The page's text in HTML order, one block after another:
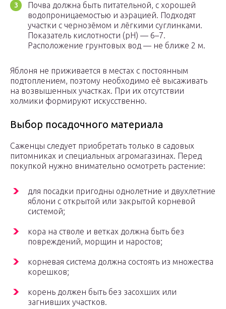
Почва должна быть питательной, с хорошей
водопроницаемостью и аэрацией. Подходят
участки с чернозёмом и лёгкими суглинками.
Показатель кислотности (рН) — 6–7.
Расположение грунтовых вод — не ближе 2 м.
Яблоня не приживается в местах с постоянным
подтоплением, поэтому необходимо её высаживать
на возвышенных участках. При их отсутствии
холмики формируют искусственно.
Выбор посадочного материала
Саженцы следует приобретать только в садовых
питомниках и специальных агромагазинах. Перед
покупкой нужно внимательно осмотреть растение:
для посадки пригодны однолетние и двухлетние
яблони с открытой или закрытой корневой
системой;
кора на стволе и ветках должна быть без
повреждений, морщин и наростов;
корневая система должна состоять из множества
корешков;
корень должен быть без засохших или
загнивших участков.